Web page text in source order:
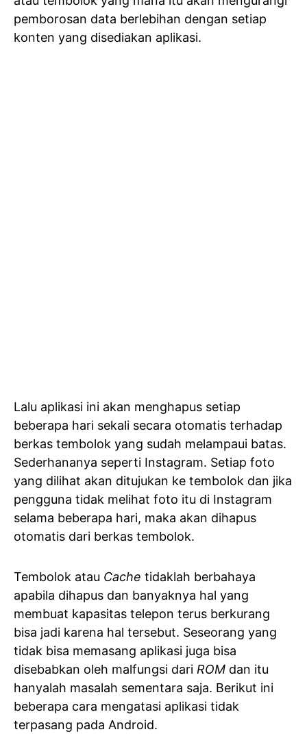
pemborosan data berlebihan dengan setiap
konten yang disediakan aplikasi.
Lalu aplikasi ini akan menghapus setiap
beberapa hari sekali secara otomatis terhadap
berkas tembolok yang sudah melampaui batas.
Sederhananya seperti Instagram. Setiap foto
yang dilihat akan ditujukan ke tembolok dan jika
pengguna tidak melihat foto itu di Instagram
selama beberapa hari, maka akan dihapus
otomatis dari berkas tembolok.
Tembolok atau Cache tidaklah berbahaya
apabila dihapus dan banyaknya hal yang
membuat kapasitas telepon terus berkurang
bisa jadi karena hal tersebut. Seseorang yang
tidak bisa memasang aplikasi juga bisa
disebabkan oleh malfungsi dari ROM dan itu
hanyalah masalah sementara saja. Berikut ini
beberapa cara mengatasi aplikasi tidak
terpasang pada Android.